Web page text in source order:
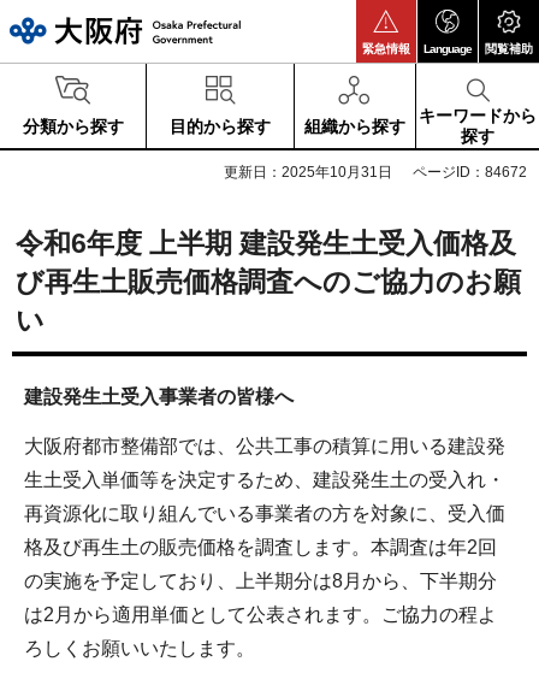
緊急情報 Language 閲覧補助
分類から探す 目的から探す 組織から探す
キーワードから
探す
更新日：2025年10月31日 ページID：84672
令和6年度 上半期 建設発生土受入価格及
び再生土販売価格調査へのご協力のお願
い
建設発生土受入事業者の皆様へ
大阪府都市整備部では、公共工事の積算に用いる建設発
生土受入単価等を決定するため、建設発生土の受入れ・
再資源化に取り組んでいる事業者の方を対象に、受入価
格及び再生土の販売価格を調査します。本調査は年2回
の実施を予定しており、上半期分は8月から、下半期分
は2月から適用単価として公表されます。ご協力の程よ
ろしくお願いいたします。